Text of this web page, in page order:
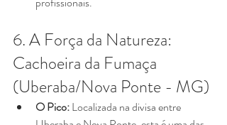
6. A Força da Natureza:
Cachoeira da Fumaça
(Uberaba/Nova Ponte - MG)
O Pico: Localizada na divisa entre